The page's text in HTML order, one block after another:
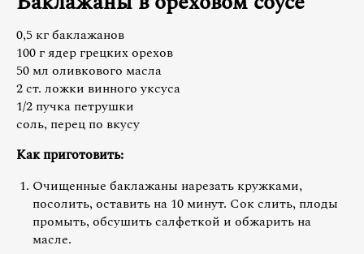
0,5 кг баклажанов
100 г ядер грецких орехов
50 мл оливкового масла
2 ст. ложки винного уксуса
1/2 пучка петрушки
соль, перец по вкусу
Как приготовить:
Очищенные баклажаны нарезать кружками,
посолить, оставить на 10 минут. Сок слить, плоды
промыть, обсушить салфеткой и обжарить на
масле.